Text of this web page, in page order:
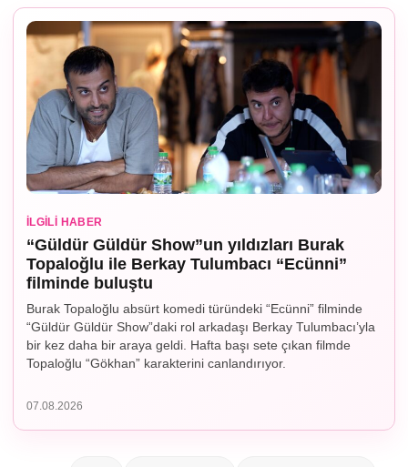
İLGILI HABER
“Güldür Güldür Show”un yıldızları Burak
Topaloğlu ile Berkay Tulumbacı “Ecünni”
filminde buluştu
Burak Topaloğlu absürt komedi türündeki “Ecünni” filminde
“Güldür Güldür Show”daki rol arkadaşı Berkay Tulumbacı’yla
bir kez daha bir araya geldi. Hafta başı sete çıkan filmde
Topaloğlu “Gökhan” karakterini canlandırıyor.
07.08.2026